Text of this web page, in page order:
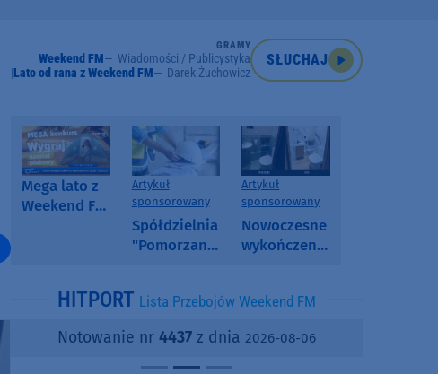
GRAMY
Weekend FM
Wiadomości / Publicystyka
Lato od rana z Weekend FM
Darek Żuchowicz
SŁUCHAJ
Mega lato z
Weekend FM
Artykuł
sponsorowany
Spółdzielnia
"Pomorzanka"
informuje o
i ofertach
najmu
Artykuł
sponsorowany
Nowoczesne
wykończenia
SPC, WPC i
kamienny
HITPORT Lista Przebojów Weekend FM
Notowanie nr 4437 z dnia 2026-08-06